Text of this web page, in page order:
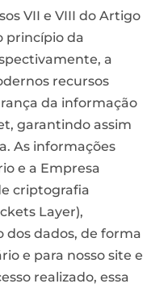
VII e VIII do Artigo
princípio da
a
recursos
da informação
garantindo assim
As informações
e a Empresa
criptografia
Layer),
dados, de forma
e para nosso site e
realizado, essa